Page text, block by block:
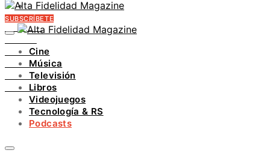
Contacto
FACEBOOK
INSTAGRAM
PINTEREST
YOUTUBE
LINKEDIN
SUBSCRÍBETE
Cine
Música
Televisión
Libros
Videojuegos
Tecnología & RS
Podcasts